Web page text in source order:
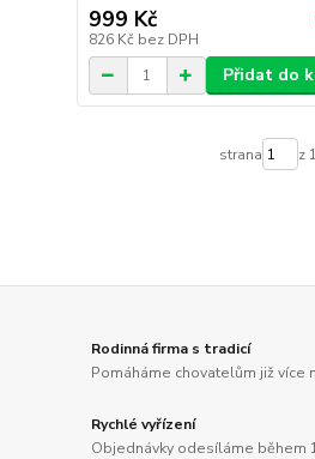
999 Kč
826 Kč bez DPH
Přidat do
strana z 1
Rodinná firma s tradicí
Pomáháme chovatelům již více
Rychlé vyřízení
Objednávky odesíláme během